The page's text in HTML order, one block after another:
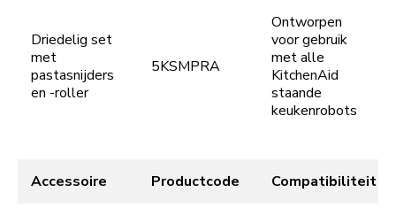
Driedelig set
met
pastasnijders
en -roller
5KSMPRA
Ontworpen
voor gebruik
met alle
KitchenAid
staande
keukenrobots
Accessoire Productcode Compatibiliteit